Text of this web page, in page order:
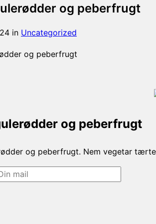
og peberfrugt
in Uncategorized
og peberfrugt
og peberfrugt. Nem vegetar